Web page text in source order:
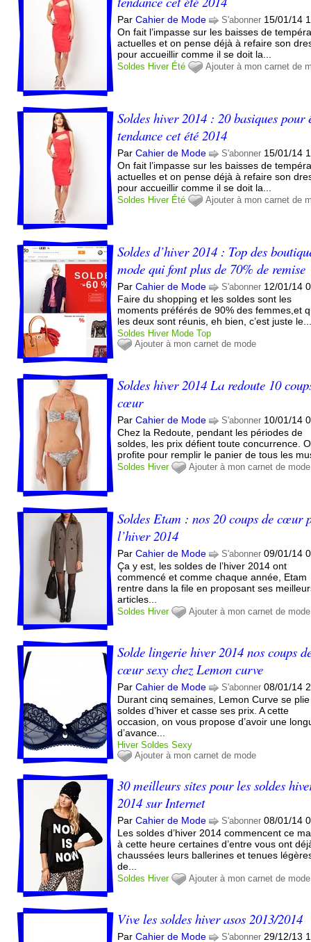
ParCahier de Mode S'abonner 15/01/14
On fait l’impasse sur les baisses de
actuelles et on pense déjà à refaire son
pour accueillir comme il se doit la...
Soldes Hiver Été Ajouter à mon carnet de
Soldes hiver 2014 : 20 basiques pour
tendance cet été 2014
ParCahier de Mode S'abonner 15/01/14
On fait l’impasse sur les baisses de
actuelles et on pense déjà à refaire son
pour accueillir comme il se doit la...
Soldes Hiver Été Ajouter à mon carnet de
Soldes d’hiver 2014 : Top des
mode qui font plus de 70% de remise
ParCahier de Mode S'abonner 12/01/14
Faire du shopping et les soldes sont les
moments préférés de 90% des femmes,et
les deux sont réunis, eh bien, c’est juste
Soldes Hiver Mode Top
Ajouter à mon carnet de mode
Soldes hiver 2014 La redoute 10
cœur
ParCahier de Mode S'abonner 10/01/14
Chez la Redoute, pendant les périodes de
soldes, les prix défient toute concurrence.
profite pour remplir le panier de tous les
Soldes Hiver Ajouter à mon carnet de mode
Soldes Etam : nos 20 coups de cœur
l’hiver 2014
ParCahier de Mode S'abonner 09/01/14
Ça y est, les soldes de l’hiver 2014 ont
commencé et comme chaque année, Etam
rentre dans la file en proposant ses
articles...
Soldes Hiver Ajouter à mon carnet de mode
Solde lingerie hiver 2014 nos coups
cœur sexy chez Lemon curve
ParCahier de Mode S'abonner 08/01/14
Durant cinq semaines, Lemon Curve se
soldes d’hiver et casse ses prix. A cette
occasion, on vous propose d’avoir une
d’avance...
Hiver Soldes Sexy
Ajouter à mon carnet de mode
30 meilleurs sites pour les soldes
2014 sur Internet
ParCahier de Mode S'abonner 08/01/14
Les soldes d’hiver 2014 commencent ce
à cette heure certaines d’entre vous ont
chaussées leurs ballerines et tenues
de...
Soldes Hiver Ajouter à mon carnet de mode
Vive les soldes hiver asos 2013/2014
ParCahier de Mode S'abonner 29/12/13